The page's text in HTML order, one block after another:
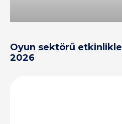
Oyun sektörü
2026